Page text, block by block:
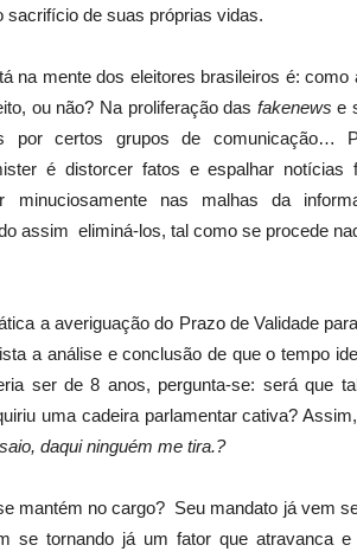
sacrifício de suas próprias vidas.
na mente dos eleitores brasileiros é:
ou não? Na proliferação das fakenews e
por certos grupos de comunicação…
é distorcer fatos e espalhar
minuciosamente nas malhas da
assim eliminá-los, tal como se procede
a averiguação do Prazo de Validade
a análise e conclusão de que o tempo
ser de 8 anos, pergunta-se: será que
uma cadeira parlamentar cativa?
daqui ninguém me tira.?
mantém no cargo? Seu mandato já vem
se tornando já um fator que atravanca